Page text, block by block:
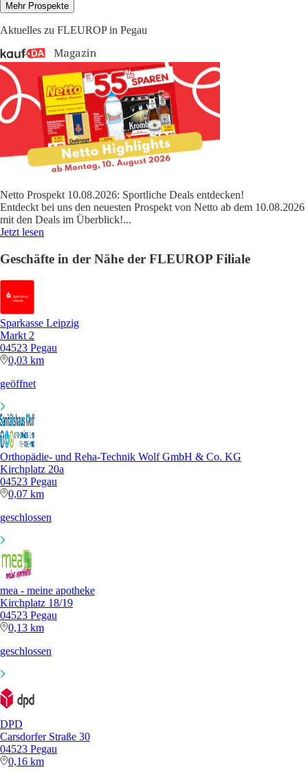
Mehr Prospekte
Aktuelles zu FLEUROP in Pegau
Netto Prospekt 10.08.2026: Sportliche Deals entdecken!
Entdeckt bei uns den neuesten Prospekt von Netto ab dem 10.08.2026
mit den Deals im Überblick!...
Jetzt lesen
Geschäfte in der Nähe der FLEUROP Filiale
Sparkasse Leipzig
Markt 2
04523 Pegau
0,03 km
geöffnet
Orthopädie- und Reha-Technik Wolf GmbH & Co. KG
Kirchplatz 20a
04523 Pegau
0,07 km
geschlossen
mea - meine apotheke
Kirchplatz 18/19
04523 Pegau
0,13 km
geschlossen
DPD
Carsdorfer Straße 30
04523 Pegau
0,16 km